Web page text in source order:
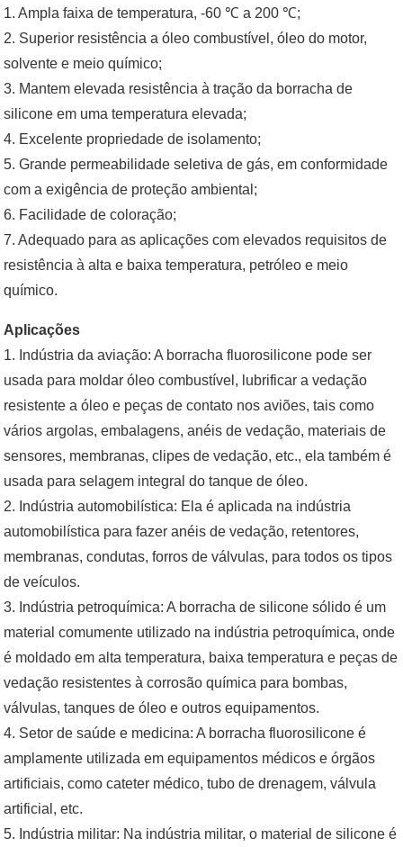
1. Ampla faixa de temperatura, -60 ℃ a 200 ℃;
2. Superior resistência a óleo combustível, óleo do motor,
solvente e meio químico;
3. Mantem elevada resistência à tração da borracha de
silicone em uma temperatura elevada;
4. Excelente propriedade de isolamento;
5. Grande permeabilidade seletiva de gás, em conformidade
com a exigência de proteção ambiental;
6. Facilidade de coloração;
7. Adequado para as aplicações com elevados requisitos de
resistência à alta e baixa temperatura, petróleo e meio
químico.
Aplicações
1. Indústria da aviação: A borracha fluorosilicone pode ser
usada para moldar óleo combustível, lubrificar a vedação
resistente a óleo e peças de contato nos aviões, tais como
vários argolas, embalagens, anéis de vedação, materiais de
sensores, membranas, clipes de vedação, etc., ela também é
usada para selagem integral do tanque de óleo.
2. Indústria automobilística: Ela é aplicada na indústria
automobilística para fazer anéis de vedação, retentores,
membranas, condutas, forros de válvulas, para todos os tipos
de veículos.
3. Indústria petroquímica: A borracha de silicone sólido é um
material comumente utilizado na indústria petroquímica, onde
é moldado em alta temperatura, baixa temperatura e peças de
vedação resistentes à corrosão química para bombas,
válvulas, tanques de óleo e outros equipamentos.
4. Setor de saúde e medicina: A borracha fluorosilicone é
amplamente utilizada em equipamentos médicos e órgãos
artificiais, como cateter médico, tubo de drenagem, válvula
artificial, etc.
5. Indústria militar: Na indústria militar, o material de silicone é